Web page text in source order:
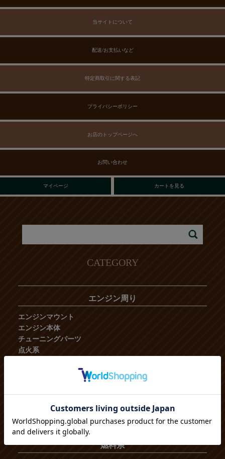
当サイトについて
配送/お支払いなど
特定商取引に関する表記
プライバシーポリシー
お店のトップページへ
お問い合わせ
マイページ カートを見る
CATEGORY
エンジン周り
エンジンマウント
エンジン本体
チューニングパーツ
点火系
ブローバイ、バキューム
センサー
コンピュータ
補機類
燃料系